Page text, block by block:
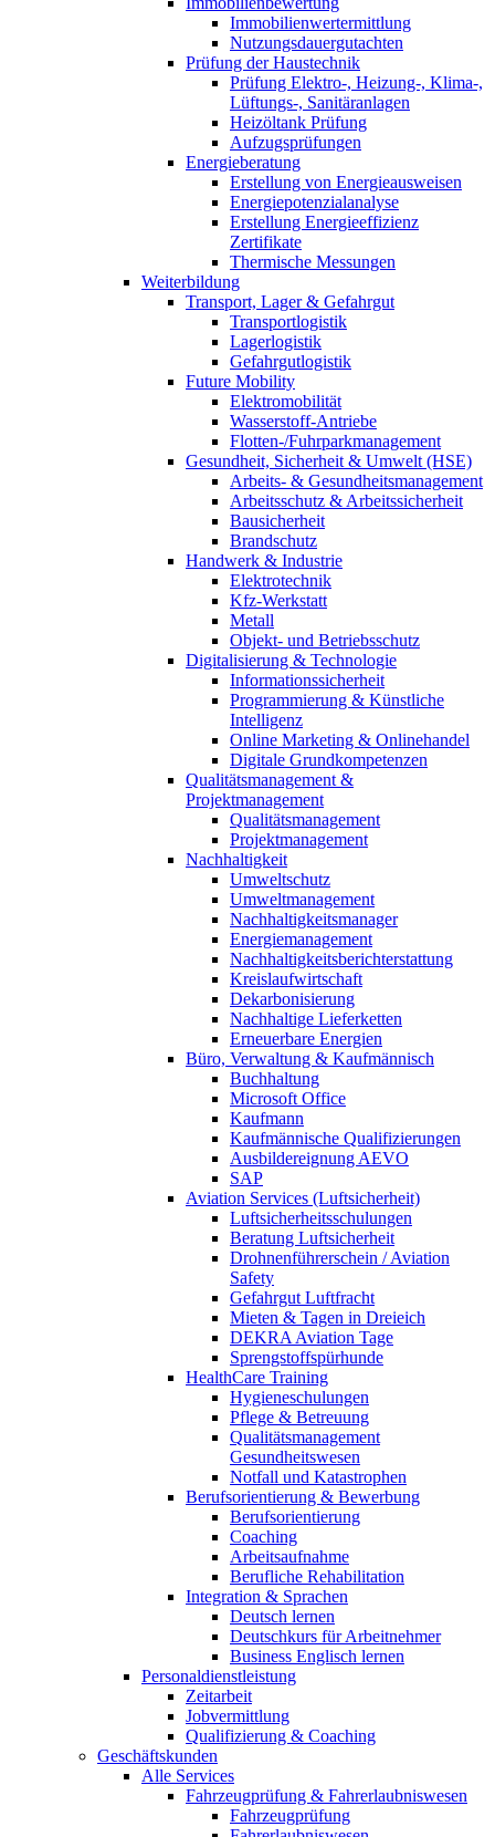
Immobilienwertermittlung
Nutzungsdauergutachten
Prüfung der Haustechnik
Prüfung Elektro-, Heizung-, Klima-,
Lüftungs-, Sanitäranlagen
Heizöltank Prüfung
Aufzugsprüfungen
Energieberatung
Erstellung von Energieausweisen
Energiepotenzialanalyse
Erstellung Energieeffizienz
Zertifikate
Thermische Messungen
Weiterbildung
Transport, Lager & Gefahrgut
Transportlogistik
Lagerlogistik
Gefahrgutlogistik
Future Mobility
Elektromobilität
Wasserstoff-Antriebe
Flotten-/Fuhrparkmanagement
Gesundheit, Sicherheit & Umwelt (HSE)
Arbeits- & Gesundheitsmanagement
Arbeitsschutz & Arbeitssicherheit
Bausicherheit
Brandschutz
Handwerk & Industrie
Elektrotechnik
Kfz-Werkstatt
Metall
Objekt- und Betriebsschutz
Digitalisierung & Technologie
Informationssicherheit
Programmierung & Künstliche
Intelligenz
Online Marketing & Onlinehandel
Digitale Grundkompetenzen
Qualitätsmanagement &
Projektmanagement
Qualitätsmanagement
Projektmanagement
Nachhaltigkeit
Umweltschutz
Umweltmanagement
Nachhaltigkeitsmanager
Energiemanagement
Nachhaltigkeitsberichterstattung
Kreislaufwirtschaft
Dekarbonisierung
Nachhaltige Lieferketten
Erneuerbare Energien
Büro, Verwaltung & Kaufmännisch
Buchhaltung
Microsoft Office
Kaufmann
Kaufmännische Qualifizierungen
Ausbildereignung AEVO
SAP
Aviation Services (Luftsicherheit)
Luftsicherheitsschulungen
Beratung Luftsicherheit
Drohnenführerschein / Aviation
Safety
Gefahrgut Luftfracht
Mieten & Tagen in Dreieich
DEKRA Aviation Tage
Sprengstoffspürhunde
HealthCare Training
Hygieneschulungen
Pflege & Betreuung
Qualitätsmanagement
Gesundheitswesen
Notfall und Katastrophen
Berufsorientierung & Bewerbung
Berufsorientierung
Coaching
Arbeitsaufnahme
Berufliche Rehabilitation
Integration & Sprachen
Deutsch lernen
Deutschkurs für Arbeitnehmer
Business Englisch lernen
Personaldienstleistung
Zeitarbeit
Jobvermittlung
Qualifizierung & Coaching
Geschäftskunden
Alle Services
Fahrzeugprüfung & Fahrerlaubniswesen
Fahrzeugprüfung